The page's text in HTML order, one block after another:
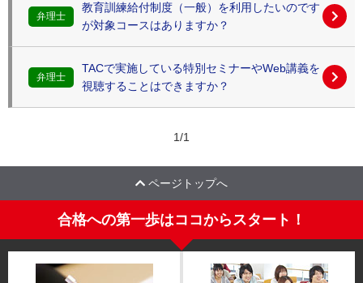
弁理士
教育訓練給付制度（一般）を利用したいのです
が対象コースはありますか？
弁理士
TACで実施している特別セミナーやWeb講義を
視聴することはできますか？
1/1
ページトップへ
合格への第一歩はココからスタート！